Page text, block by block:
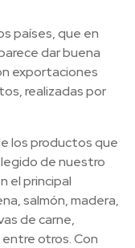
países, que en
dar buena
exportaciones
realizadas por
los productos que
de nuestro
el principal
salmón, madera,
de carne,
otros. Con